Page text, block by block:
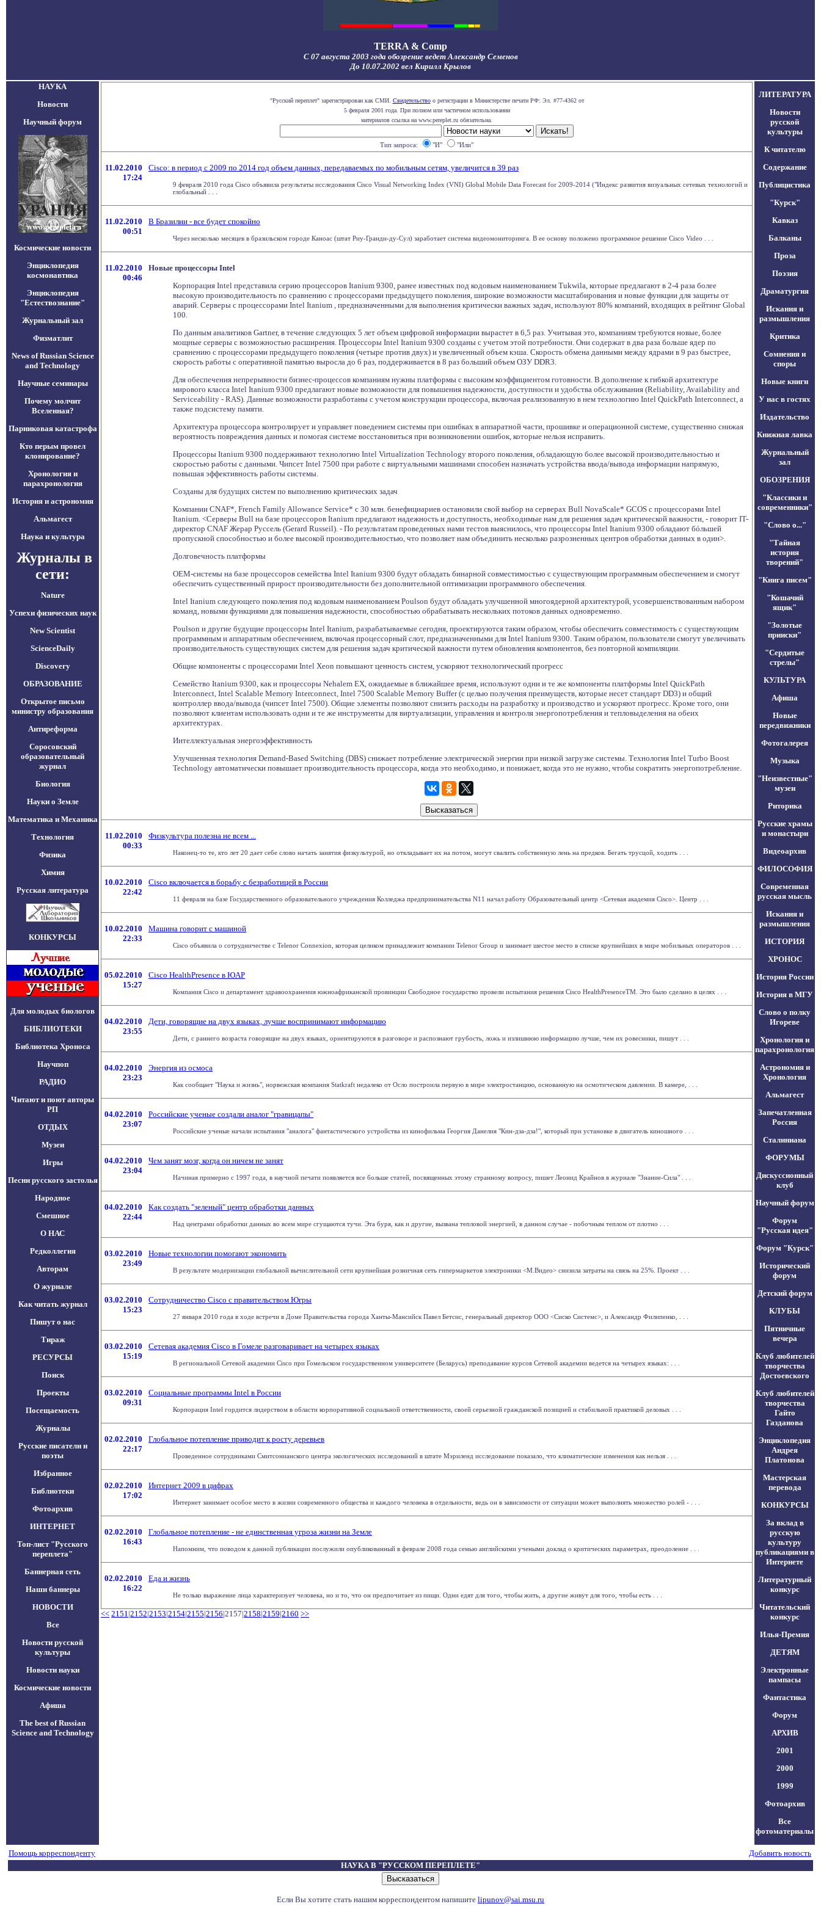
TERRA & Comp
С 07 августа 2003 года обозрение ведет Александр Семенов
До 10.07.2002 вел Кирилл Крылов
НАУКА
Новости
Научный форум
Космические новости
Энциклопедия
космонавтика
Энциклопедия
"Естествознание"
Журнальный зал
Физматлит
News of Russian Science
and Technology
Научные семинары
Почему молчит
Вселенная?
Парниковая катастрофа
Кто перым провел
клонирование?
Хронология и
парахронология
История и астрономия
Альмагест
Наука и культура
Журналы в
сети:
Nature
Успехи физических наук
New Scientist
ScienceDaily
Discovery
ОБРАЗОВАНИЕ
Открытое письмо
министру образования
Антиреформа
Соросовский
образовательный
журнал
Биология
Науки о Земле
Математика и Механика
Технология
Физика
Химия
Русская литература
КОНКУРСЫ
Для молодых биологов
БИБЛИОТЕКИ
Библиотека Хроноса
Научпоп
РАДИО
Читают и поют авторы
РП
ОТДЫХ
Музеи
Игры
Песни русского застолья
Народное
Смешное
О НАС
Редколлегия
Авторам
О журнале
Как читать журнал
Пишут о нас
Тираж
РЕСУРСЫ
Поиск
Проекты
Посещаемость
Журналы
Русские писатели и
поэты
Избранное
Библиотеки
Фотоархив
ИНТЕРНЕТ
Топ-лист "Русского
переплета"
Баннерная сеть
Наши баннеры
НОВОСТИ
Все
Новости русской
культуры
Новости науки
Космические новости
Афиша
The best of Russian
Science and Technology
"Русский переплет" зарегистрирован как СМИ. Свидетельствоо регистрации в Министерстве печати РФ: Эл. #77-4362 от
5 февраля 2001 года. При полном или частичном использовании
материалов ссылка на www.pereplet.ru обязательна.
Тип запроса: "И" "Или"
11.02.2010
17:24
Cisco: в период с 2009 по 2014 год объем данных, передаваемых по мобильным сетям, увеличится в 39 раз
9 февраля 2010 года Cisco объявила результаты исследования Cisco Visual Networking Index (VNI) Global Mobile Data Forecast for 2009-2014 ("Индекс развития визуальных сетевых технологий и
глобальный . . .
11.02.2010
00:51
В Бразилии - все будет спокойно
Через несколько месяцев в бразильском городе Каноас (штат Риу-Гранди-ду-Сул) заработает система видеомониторинга. В ее основу положено программное решение Cisco Video . . .
11.02.2010
00:46
Новые процессоры Intel
Корпорация Intel представила серию процессоров Itanium 9300, ранее известных под кодовым наименованием Tukwila, которые предлагают в 2-4 раза более
высокую производительность по сравнению с процессорами предыдущего поколения, широкие возможности масштабирования и новые функции для защиты от
аварий. Серверы с процессорами Intel Itanium , предназначенными для выполнения критически важных задач, используют 80% компаний, входящих в рейтинг Global
100.
По данным аналитиков Gartner, в течение следующих 5 лет объем цифровой информации вырастет в 6,5 раз. Учитывая это, компаниям требуются новые, более
мощные серверы с возможностью расширения. Процессоры Intel Itanium 9300 созданы с учетом этой потребности. Они содержат в два раза больше ядер по
сравнению с процессорами предыдущего поколения (четыре против двух) и увеличенный объем кэша. Скорость обмена данными между ядрами в 9 раз быстрее,
скорость работы с оперативной памятью выросла до 6 раз, поддерживается в 8 раз больший объем ОЗУ DDR3.
Для обеспечения непрерывности бизнес-процессов компаниям нужны платформы с высоким коэффициентом готовности. В дополнение к гибкой архитектуре
мирового класса Intel Itanium 9300 предлагают новые возможности для повышения надежности, доступности и удобства обслуживания (Reliability, Availability and
Serviceability - RAS). Данные возможности разработаны с учетом конструкции процессора, включая реализованную в нем технологию Intel QuickPath Interconnect, а
также подсистему памяти.
Архитектура процессора контролирует и управляет поведением системы при ошибках в аппаратной части, прошивке и операционной системе, существенно снижая
вероятность повреждения данных и помогая системе восстановиться при возникновении ошибок, которые нельзя исправить.
Процессоры Itanium 9300 поддерживают технологию Intel Virtualization Technology второго поколения, обладающую более высокой производительностью и
скоростью работы с данными. Чипсет Intel 7500 при работе с виртуальными машинами способен назначать устройства ввода/вывода информации напрямую,
повышая эффективность работы системы.
Созданы для будущих систем по выполнению критических задач
Компании CNAF*, French Family Allowance Service* с 30 млн. бенефициариев остановили свой выбор на серверах Bull NovaScale* GCOS с процессорами Intel
Itanium. <Серверы Bull на базе процессоров Itanium предлагают надежность и доступность, необходимые нам для решения задач критической важности, - говорит IT-
директор CNAF Жерар Руссель (Gerard Russeil). - По результатам проведенных нами тестов выяснилось, что процессоры Intel Itanium 9300 обладают бóльшей
пропускной способностью и более высокой производительностью, что позволяет нам объединить несколько разрозненных центров обработки данных в один>.
Долговечность платформы
OEM-системы на базе процессоров семейства Intel Itanium 9300 будут обладать бинарной совместимостью с существующим программным обеспечением и смогут
обеспечить существенный прирост производительности без дополнительной оптимизации программного обеспечения.
Intel Itanium следующего поколения под кодовым наименованием Poulson будут обладать улучшенной многоядерной архитектурой, усовершенствованным набором
команд, новыми функциями для повышения надежности, способностью обрабатывать нескольких потоков данных одновременно.
Poulson и другие будущие процессоры Intel Itanium, разрабатываемые сегодня, проектируются таким образом, чтобы обеспечить совместимость с существующим
программным и аппаратным обеспечением, включая процессорный слот, предназначенными для Intel Itanium 9300. Таким образом, пользователи смогут увеличивать
производительность существующих систем для решения задач критической важности путем обновления компонентов, без повторной компиляции.
Общие компоненты с процессорами Intel Xeon повышают ценность систем, ускоряют технологический прогресс
Семейство Itanium 9300, как и процессоры Nehalem EX, ожидаемые в ближайшее время, используют одни и те же компоненты платформы Intel QuickPath
Interconnect, Intel Scalable Memory Interconnect, Intel 7500 Scalable Memory Buffer (с целью получения преимуществ, которые несет стандарт DD3) и общий
контроллер ввода/вывода (чипсет Intel 7500). Общие элементы позволяют снизить расходы на разработку и производство и ускоряют прогресс. Кроме того, они
позволяют клиентам использовать одни и те же инструменты для виртуализации, управления и контроля энергопотребления и тепловыделения на обеих
архитектурах.
Интеллектуальная энергоэффективность
Улучшенная технология Demand-Based Switching (DBS) снижает потребление электрической энергии при низкой загрузке системы. Технология Intel Turbo Boost
Technology автоматически повышает производительность процессора, когда это необходимо, и понижает, когда это не нужно, чтобы сократить энергопотребление.
11.02.2010
00:33
Физкультура полезна не всем ...
Наконец-то те, кто лет 20 дает себе слово начать занятия физкультурой, но откладывает их на потом, могут свалить собственную лень на предков. Бегать трусцой, ходить . . .
10.02.2010
22:42
Cisco включается в борьбу с безработицей в России
11 февраля на базе Государственного образовательного учреждения Колледжа предпринимательства N11 начал работу Образовательный центр <Сетевая академия Cisco>. Центр . . .
10.02.2010
22:33
Машина говорит с машиной
Cisco объявила о сотрудничестве с Telenor Connexion, которая целиком принадлежит компании Telenor Group и занимает шестое место в списке крупнейших в мире мобильных операторов . . .
05.02.2010
15:27
Cisco HealthPresence в ЮАР
Компания Cisco и департамент здравоохранения южноафриканской провинции Свободное государство провели испытания решения Cisco HealthPresenceTM. Это было сделано в целях . . .
04.02.2010
23:55
Дети, говорящие на двух языках, лучше воспринимают информацию
Дети, с раннего возраста говорящие на двух языках, ориентируются в разговоре и распознают грубость, ложь и излишнюю информацию лучше, чем их ровесники, пишут . . .
04.02.2010
23:23
Энергия из осмоса
Как сообщает "Наука и жизнь", норвежская компания Statkraft недалеко от Осло построила первую в мире электростанцию, основанную на осмотическом давлении. В камере, . . .
04.02.2010
23:07
Российские ученые создали аналог "гравицапы"
Российские ученые начали испытания "аналога" фантастического устройства из кинофильма Георгия Данелия "Кин-дза-дза!", который при установке в двигатель киношного . . .
04.02.2010
23:04
Чем занят мозг, когда он ничем не занят
Начиная примерно с 1997 года, в научной печати появляется все больше статей, посвященных этому странному вопросу, пишет Леонид Крайнов в журнале "Знание-Сила" . . .
04.02.2010
22:44
Как создать "зеленый" центр обработки данных
Над центрами обработки данных во всем мире сгущаются тучи. Эта буря, как и другие, вызвана тепловой энергией, в данном случае - побочным теплом от плотно . . .
03.02.2010
23:49
Новые технологии помогают экономить
В результате модернизации глобальной вычислительной сети крупнейшая розничная сеть гипермаркетов электроники <М.Видео> снизила затраты на связь на 25%. Проект . . .
03.02.2010
15:23
Сотрудничество Cisco с правительством Югры
27 января 2010 года в ходе встречи в Доме Правительства города Ханты-Мансийск Павел Бетсис, генеральный директор ООО <Сиско Системс>, и Александр Филипенко, . . .
03.02.2010
15:19
Сетевая академия Cisco в Гомеле разговаривает на четырех языках
В региональной Сетевой академии Cisco при Гомельском государственном университете (Беларусь) преподавание курсов Сетевой академии ведется на четырех языках: . . .
03.02.2010
09:31
Социальные программы Intel в России
Корпорация Intel гордится лидерством в области корпоративной социальной ответственности, своей серьезной гражданской позицией и стабильной практикой деловых . . .
02.02.2010
22:17
Глобальное потепление приводит к росту деревьев
Проведенное сотрудниками Смитсонианского центра экологических исследований в штате Мэриленд исследование показало, что климатические изменения как нельзя . . .
02.02.2010
17:02
Интернет 2009 в цифрах
Интернет занимает особое место в жизни современного общества и каждого человека в отдельности, ведь он в зависимости от ситуации может выполнять множество ролей - . . .
02.02.2010
16:43
Глобальное потепление - не единственная угроза жизни на Земле
Напомним, что поводом к данной публикации послужили опубликованный в феврале 2008 года семью английскими учеными доклад о критических параметрах, преодоление . . .
02.02.2010
16:22
Еда и жизнь
Не только выражение лица характеризует человека, но и то, что он предпочитает из пищи. Одни едят для того, чтобы жить, а другие живут для того, чтобы есть . . .
<< 2151|2152|2153|2154|2155|2156|2157|2158|2159|2160 >>
ЛИТЕРАТУРА
Новости
русской
культуры
К читателю
Содержание
Публицистика
"Курск"
Кавказ
Балканы
Проза
Поэзия
Драматургия
Искания и
размышления
Критика
Сомнения и
споры
Новые книги
У нас в гостях
Издательство
Книжная лавка
Журнальный
зал
ОБОЗРЕНИЯ
"Классики и
современники"
"Слово о..."
"Тайная
история
творений"
"Книга писем"
"Кошачий
ящик"
"Золотые
прииски"
"Сердитые
стрелы"
КУЛЬТУРА
Афиша
Новые
передвижники
Фотогалерея
Музыка
"Неизвестные"
музеи
Риторика
Русские храмы
и монастыри
Видеоархив
ФИЛОСОФИЯ
Современная
русская мысль
Искания и
размышления
ИСТОРИЯ
ХРОНОС
История России
История в МГУ
Слово о полку
Игореве
Хронология и
парахронология
Астрономия и
Хронология
Альмагест
Запечатленная
Россия
Сталиниана
ФОРУМЫ
Дискуссионный
клуб
Научный форум
Форум
"Русская идея"
Форум "Курск"
Исторический
форум
Детский форум
КЛУБЫ
Пятничные
вечера
Клуб любителей
творчества
Достоевского
Клуб любителей
творчества
Гайто
Газданова
Энциклопедия
Андрея
Платонова
Мастерская
перевода
КОНКУРСЫ
За вклад в
русскую
культуру
публикациями в
Интернете
Литературный
конкурс
Читательский
конкурс
Илья-Премия
ДЕТЯМ
Электронные
пампасы
Фантастика
Форум
АРХИВ
2001
2000
1999
Фотоархив
Все
фотоматериалы
Помощь корреспонденту
Добавить новость
НАУКА В "РУССКОМ ПЕРЕПЛЕТЕ"
Если Вы хотите стать нашим корреспондентом напишите lipunov@sai.msu.ru